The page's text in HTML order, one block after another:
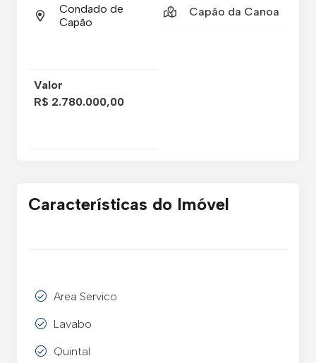
Condado de
Capão
Capão da Canoa
Valor
R$ 2.780.000,00
Características do Imóvel
Area Servico
Lavabo
Quintal